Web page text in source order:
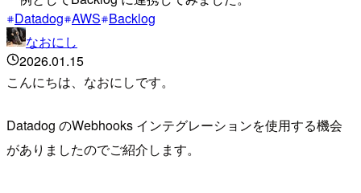
Datadog AWS Backlog
なおにし
2026.01.15
こんにちは、なおにしです。
Datadog のWebhooks インテグレーションを使用する機会
がありましたのでご紹介します。